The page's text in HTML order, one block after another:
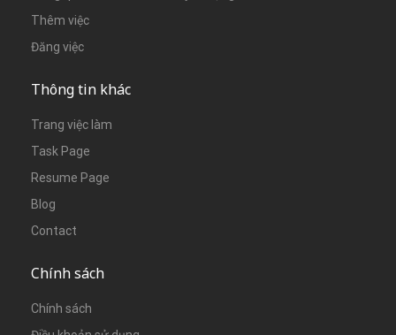
Thêm việc
Đăng việc
Thông tin khác
Trang việc làm
Task Page
Resume Page
Blog
Contact
Chính sách
Chính sách